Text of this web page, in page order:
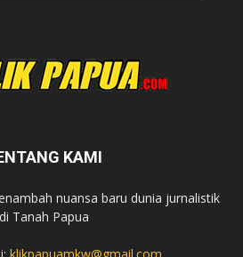
KAMI
nuansa baru dunia jurnalistik
di Tanah Papua
klikpapuamkw@gmail.com